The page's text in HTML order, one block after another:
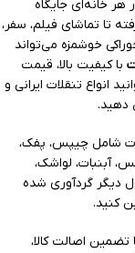
خانه‌ای جایگاه
تا تماشای فیلم، سفر،
خوشمزه می‌تواند
با کیفیت بالا، قیمت
انواع تنقلات ایرانی و
دهید.
شامل چیپس، پفک،
آبنبات، لواشک،
دیگر گردآوری شده
کنید.
اصالت کالا،